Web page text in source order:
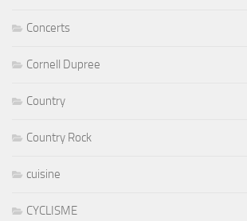
Concerts
Cornell Dupree
Country
Country Rock
cuisine
CYCLISME